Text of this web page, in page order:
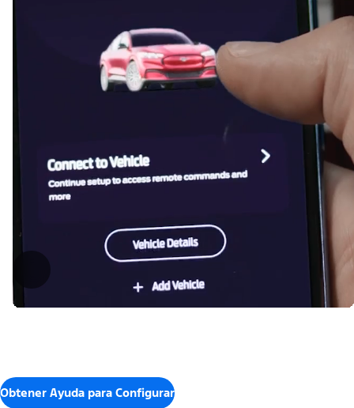
Obtener Ayuda para Configurar